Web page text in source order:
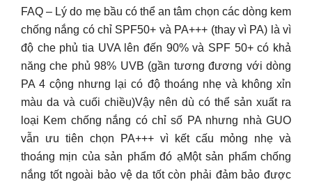
FAQ – Lý do mẹ bầu có thể an tâm chọn các dòng kem
chống nắng có chỉ SPF50+ và PA+++ (thay vì PA) là vì
độ che phủ tia UVA lên đến 90% và SPF 50+ có khả
năng che phủ 98% UVB (gần tương đương với dòng
PA 4 cộng nhưng lại có độ thoáng nhẹ và không xỉn
màu da và cuối chiều)Vậy nên dù có thể sản xuất ra
loại Kem chống nắng có chỉ số PA nhưng nhà GUO
vẫn ưu tiên chọn PA+++ vì kết cấu mỏng nhẹ và
thoáng mịn của sản phẩm đó ạMột sản phẩm chống
nắng tốt ngoài bảo vệ da tốt còn phải đảm bảo được